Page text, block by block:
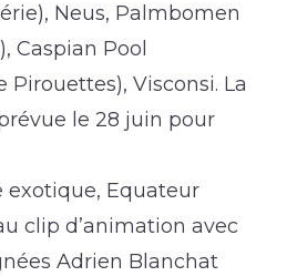
Neus, Palmbomen
Caspian Pool
Pirouettes), Visconsi. La
le 28 juin pour
exotique, Equateur
clip d’animation avec
Adrien Blanchat